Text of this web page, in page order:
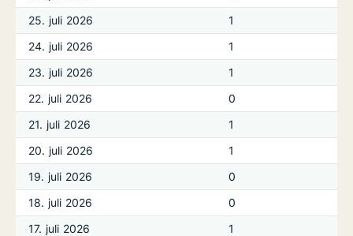
25. juli 2026
1
24. juli 2026
1
23. juli 2026
1
22. juli 2026
0
21. juli 2026
1
20. juli 2026
1
19. juli 2026
0
18. juli 2026
0
17. juli 2026
1